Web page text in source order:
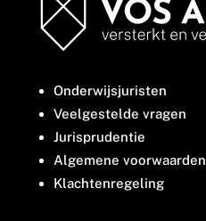
Onderwijsjuristen
Veelgestelde vragen
Jurisprudentie
Algemene voorwaarden
Klachtenregeling